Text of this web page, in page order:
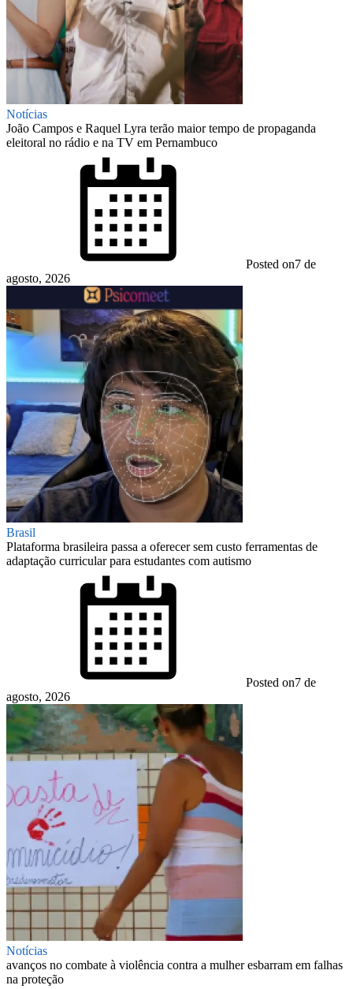
Notícias
João Campos e Raquel Lyra terão maior tempo de propaganda
eleitoral no rádio e na TV em Pernambuco
Posted on7 de
agosto, 2026
Brasil
Plataforma brasileira passa a oferecer sem custo ferramentas de
adaptação curricular para estudantes com autismo
Posted on7 de
agosto, 2026
Notícias
avanços no combate à violência contra a mulher esbarram em falhas
na proteção